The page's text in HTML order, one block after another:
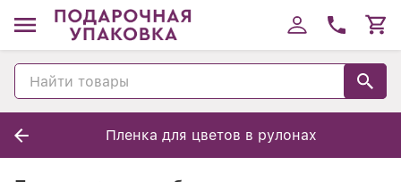
Пленка для цветов в рулонах